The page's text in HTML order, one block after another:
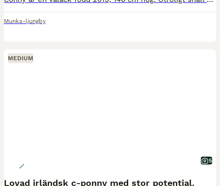
Munka-ljungby
MEDIUM
5
Lovad irländsk c-ponny med stor potential.